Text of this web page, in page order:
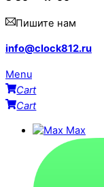
Пишите нам
info@clock812.ru
Menu
Cart
Cart
Max